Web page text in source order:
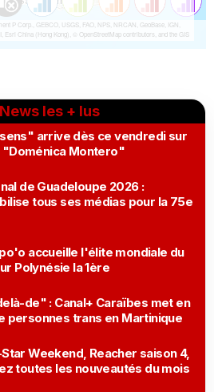
les + lus
arrive dès ce vendredi sur
"Doménica Montero"
de Guadeloupe 2026 :
tous ses médias pour la 75e
accueille l'élite mondiale du
Polynésie la 1ère
de" : Canal+ Caraïbes met en
personnes trans en Martinique
Weekend, Reacher saison 4,
toutes les nouveautés du mois